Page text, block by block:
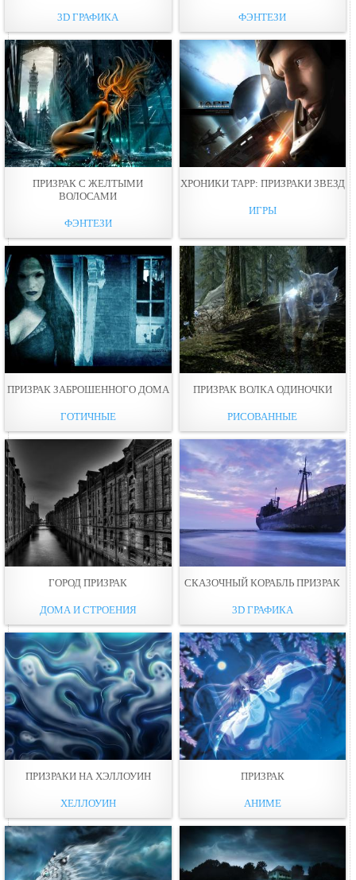
3D ГРАФИКА ФЭНТЕЗИ
ПРИЗРАК С ЖЕЛТЫМИ
ВОЛОСАМИ
ФЭНТЕЗИ
ХРОНИКИ ТАРР: ПРИЗРАКИ ЗВЕЗД
ИГРЫ
ПРИЗРАК ЗАБРОШЕННОГО ДОМА
ГОТИЧНЫЕ
ПРИЗРАК ВОЛКА ОДИНОЧКИ
РИСОВАННЫЕ
ГОРОД ПРИЗРАК
ДОМА И СТРОЕНИЯ
СКАЗОЧНЫЙ КОРАБЛЬ ПРИЗРАК
3D ГРАФИКА
ПРИЗРАКИ НА ХЭЛЛОУИН
ХЕЛЛОУИН
ПРИЗРАК
АНИМЕ